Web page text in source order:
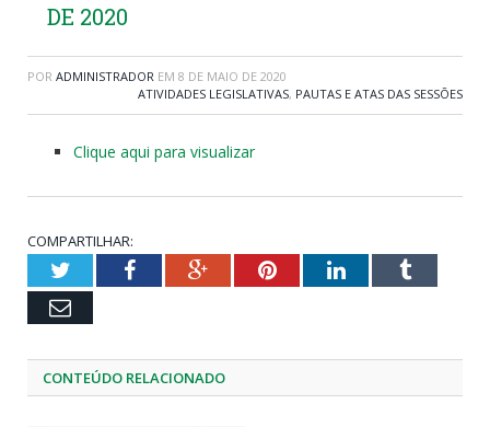
DE 2020
POR ADMINISTRADOR EM 8 DE MAIO DE 2020
ATIVIDADES LEGISLATIVAS, PAUTAS E ATAS DAS SESSÕES
Clique aqui para visualizar
COMPARTILHAR:
TwitterFacebookGoogle+PinterestLinkedInTumblr
Email
CONTEÚDO RELACIONADO